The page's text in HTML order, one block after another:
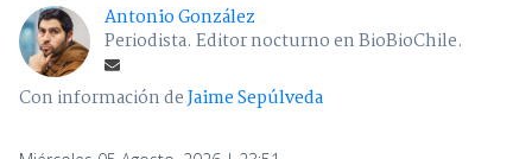
Antonio González
Periodista. Editor nocturno en BioBioChile.
Con información deJaime Sepúlveda